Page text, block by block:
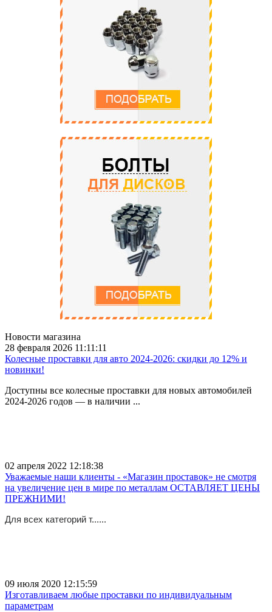
Новости магазина
28 февраля 2026 11:11:11
Колесные проставки для авто 2024-2026: скидки до 12% и
новинки!
Доступны все колесные проставки для новых автомобилей
2024-2026 годов — в наличии ...
02 апреля 2022 12:18:38
Уважаемые наши клиенты - «Магазин проставок» не смотря
на увеличение цен в мире по металлам ОСТАВЛЯЕТ ЦЕНЫ
ПРЕЖНИМИ!
Для всех категорий т......
09 июля 2020 12:15:59
Изготавливаем любые проставки по индивидуальным
параметрам